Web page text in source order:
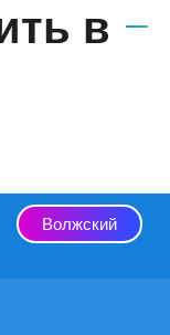
в
Волжский